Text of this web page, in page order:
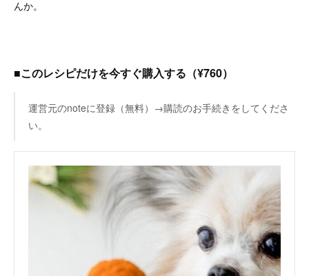
んか。
■このレシピだけを今すぐ購入する（¥760）
運営元のnoteに登録（無料）→購読のお手続きをしてくださ
い。